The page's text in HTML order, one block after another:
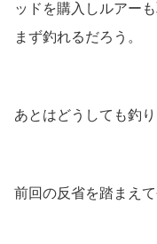
ッドを購入しルアー
まず釣れるだろう。
あとはどうしても釣
前回の反省を踏まえ